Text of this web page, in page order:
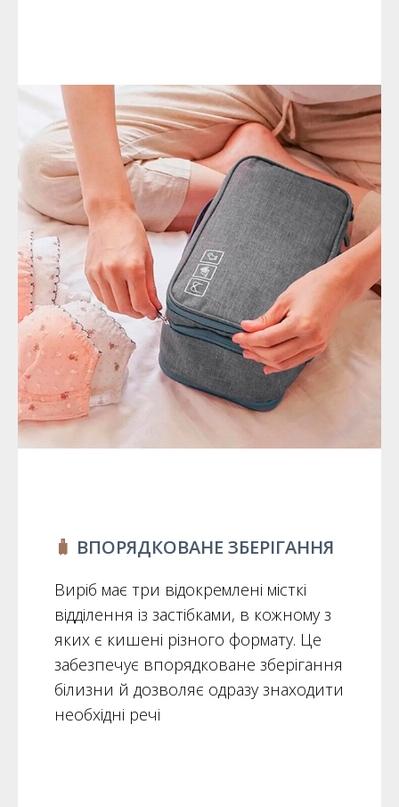
🧳 ВПОРЯДКОВАНЕ ЗБЕРІГАННЯ
Виріб має три відокремлені місткі
відділення із застібками, в кожному з
яких є кишені різного формату. Це
забезпечує впорядковане зберігання
білизни й дозволяє одразу знаходити
необхідні речі